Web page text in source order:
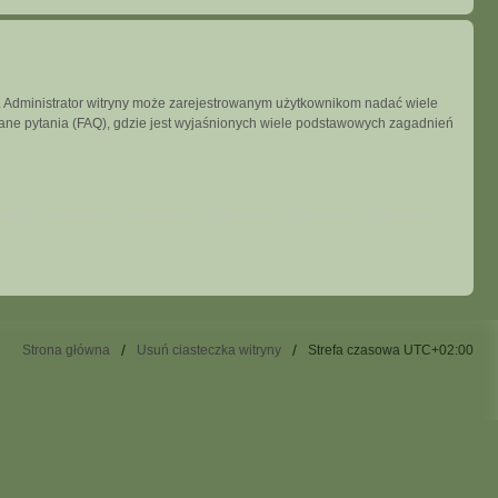
witryny może zarejestrowanym użytkownikom nadać wiele
pytania (FAQ), gdzie jest wyjaśnionych wiele podstawowych zagadnień
Strona główna Usuń ciasteczka witryny Strefa czasowa UTC+02:00